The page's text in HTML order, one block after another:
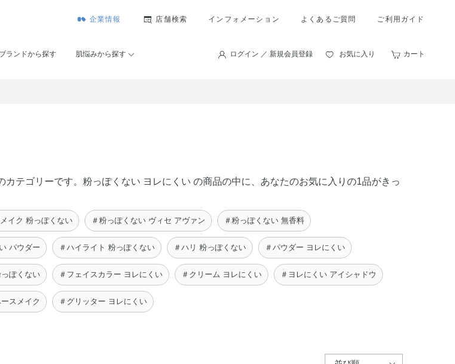
企業情報 店舗検索 インフォメーション よくあるご質問 ご利用ガイド
ブランドから探す 肌悩みから探す ログイン ／ 新規会員登録 お気に入り カート
テゴリーです。粉っぽくない ヨレにくい の商品の中に、あなたのお気に入りの1品がきっ
イク 粉っぽくない ＃粉っぽくない ヴィセ アヴァン ＃粉っぽくない 無香料
パウダー ＃ハイライト 粉っぽくない ＃ハリ 粉っぽくない ＃パウダー ヨレにくい
ぽくない ＃フェイスカラー ヨレにくい ＃クリーム ヨレにくい ＃ヨレにくい アイシャドウ
スメイク ＃グリッター ヨレにくい